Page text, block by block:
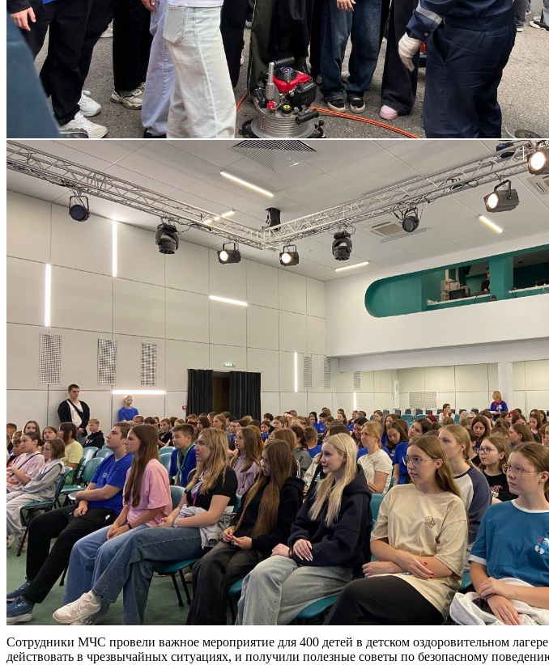
Сотрудники МЧС провели важное мероприятие для 400 детей в детском оздоровительном
действовать в чрезвычайных ситуациях, и получили полезные советы по безопасному